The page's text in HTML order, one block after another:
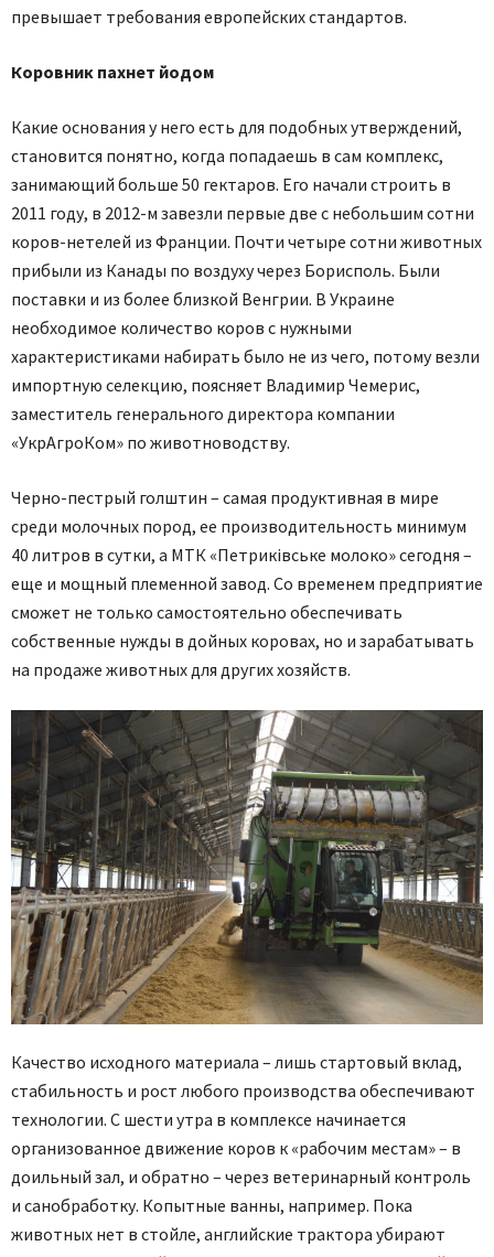
превышает требования европейских стандартов.
Коровник пахнет йодом
Какие основания у него есть для подобных утверждений,
становится понятно, когда попадаешь в сам комплекс,
занимающий больше 50 гектаров. Его начали строить в
2011 году, в 2012-м завезли первые две с небольшим сотни
коров-нетелей из Франции. Почти четыре сотни животных
прибыли из Канады по воздуху через Борисполь. Были
поставки и из более близкой Венгрии. В Украине
необходимое количество коров с нужными
характеристиками набирать было не из чего, потому везли
импортную селекцию, поясняет Владимир Чемерис,
заместитель генерального директора компании
«УкрАгроКом» по животноводству.
Черно-пестрый голштин – самая продуктивная в мире
среди молочных пород, ее производительность минимум
40 литров в сутки, а МТК «Петриківське молоко» сегодня –
еще и мощный племенной завод. Со временем предприятие
сможет не только самостоятельно обеспечивать
собственные нужды в дойных коровах, но и зарабатывать
на продаже животных для других хозяйств.
Качество исходного материала – лишь стартовый вклад,
стабильность и рост любого производства обеспечивают
технологии. С шести утра в комплексе начинается
организованное движение коров к «рабочим местам» – в
доильный зал, и обратно – через ветеринарный контроль
и санобработку. Копытные ванны, например. Пока
животных нет в стойле, английские трактора убирают